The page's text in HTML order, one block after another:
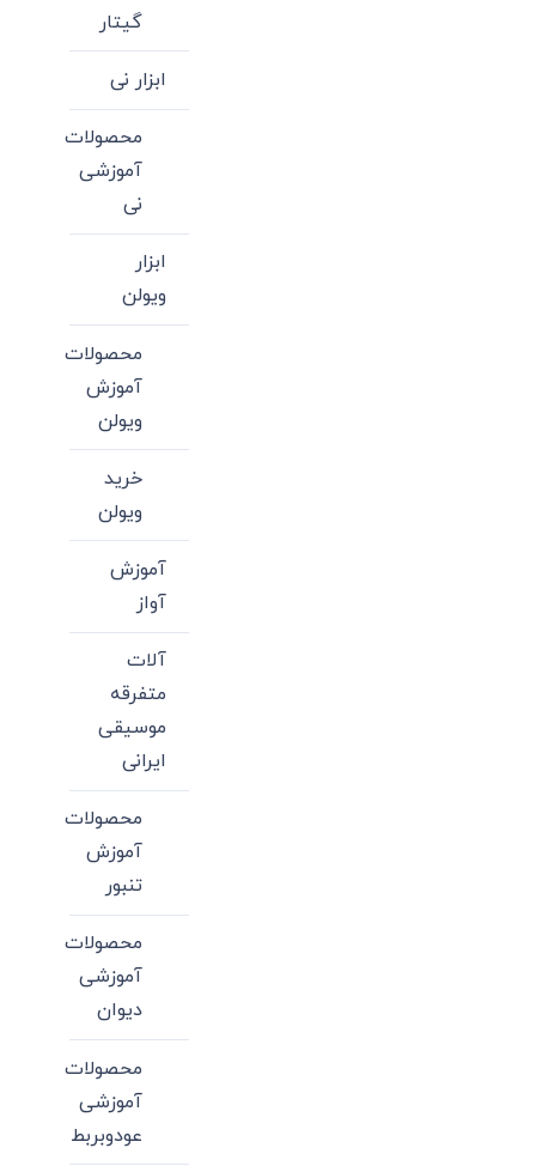
گیتار
ابزار نی
محصولات
آموزشی
نی
ابزار
ویولن
محصولات
آموزش
ویولن
خرید
ویولن
آموزش
آواز
آلات
متفرقه
موسیقی
ایرانی
محصولات
آموزش
تنبور
محصولات
آموزشی
دیوان
محصولات
آموزشی
عودوبربط